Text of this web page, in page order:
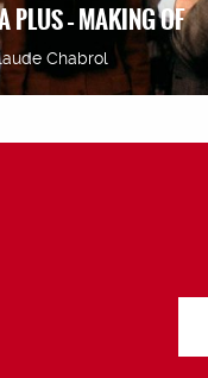
PLUS – MAKING OF
Chabrol